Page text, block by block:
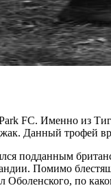
FC. Именно из
Данный трофей
подданным
Помимо
по